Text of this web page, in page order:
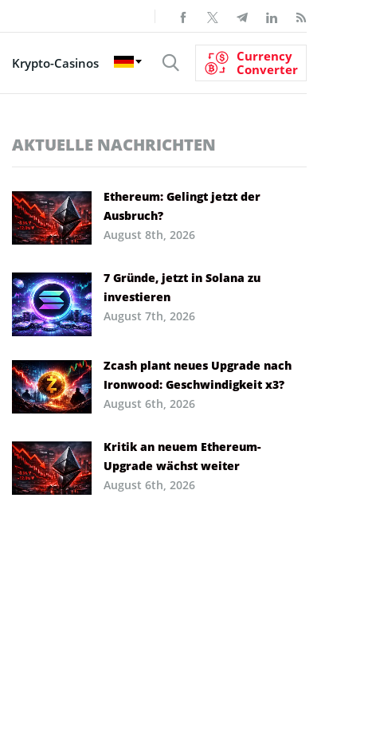
Krypto-Casinos
Currency
Converter
AKTUELLE NACHRICHTEN
Ethereum: Gelingt jetzt der
Ausbruch?
August 8th, 2026
7 Gründe, jetzt in Solana zu
investieren
August 7th, 2026
Zcash plant neues Upgrade nach
Ironwood: Geschwindigkeit x3?
August 6th, 2026
Kritik an neuem Ethereum-
Upgrade wächst weiter
August 6th, 2026